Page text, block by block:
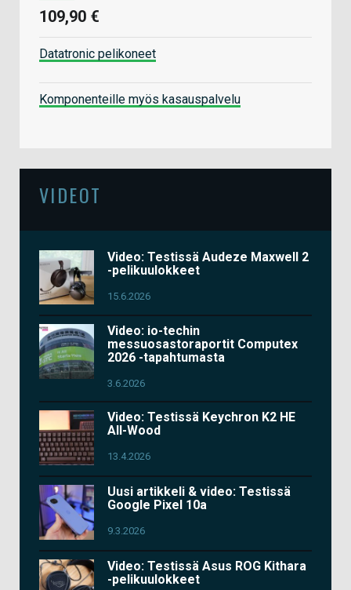
109,90 €
Datatronic pelikoneet
Komponenteille myös kasauspalvelu
VIDEOT
Video: Testissä Audeze Maxwell 2
-pelikuulokkeet
15.6.2026
Video: io-techin
messuosastoraportit Computex
2026 -tapahtumasta
3.6.2026
Video: Testissä Keychron K2 HE
All-Wood
13.4.2026
Uusi artikkeli & video: Testissä
Google Pixel 10a
9.3.2026
Video: Testissä Asus ROG Kithara
-pelikuulokkeet